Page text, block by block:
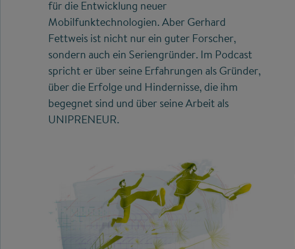
für die Entwicklung neuer
Mobilfunktechnologien. Aber Gerhard
Fettweis ist nicht nur ein guter Forscher,
sondern auch ein Seriengründer. Im Podcast
spricht er über seine Erfahrungen als Gründer,
über die Erfolge und Hindernisse, die ihm
begegnet sind und über seine Arbeit als
UNIPRENEUR.